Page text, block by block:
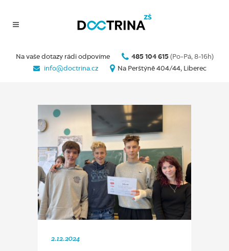
Na vaše dotazy rádi odpovíme 485 104 615 (Po-Pá, 8-16h)
info@doctrina.cz
Na Perštýně 404/44, Liberec
2.12.2024